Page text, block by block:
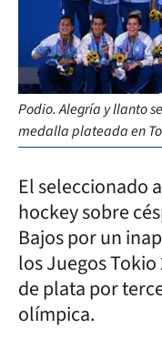
Podio. Alegría y llanto
medalla plateada en
El seleccionado
hockey sobre
Bajos por un
los Juegos
de plata por
olímpica.